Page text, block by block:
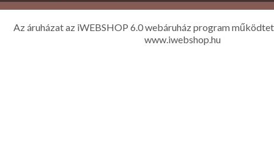
Az áruházat az iWEBSHOP 6.0 webáruház program
www.iwebshop.hu